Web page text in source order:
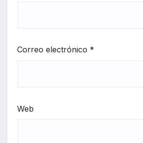
Correo electrónico *
Web